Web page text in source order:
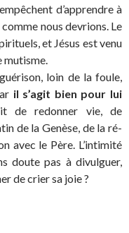
d’apprendre à
nous devrions. Le
et Jésus est venu
mutisme.
loin de la foule,
il s’agit bien pour lui
de redonner vie, de
de la Genèse, de la ré-
avec le Père. L’intimité
doute pas à divulguer,
de crier sa joie ?